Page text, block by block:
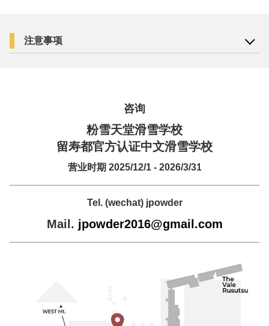
注意事项
咨询
粉雪天堂滑雪学校
留寿都官方认证中文滑雪学校
营业时期 2025/12/1 - 2026/3/31
Tel. (wechat) jpowder
Mail. jpowder2016@gmail.com